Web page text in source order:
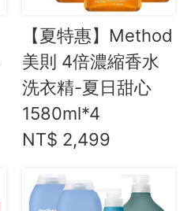
【夏特惠】Method
美則 4倍濃縮香水
洗衣精-夏日甜心
1580ml*4
NT$ 2,499